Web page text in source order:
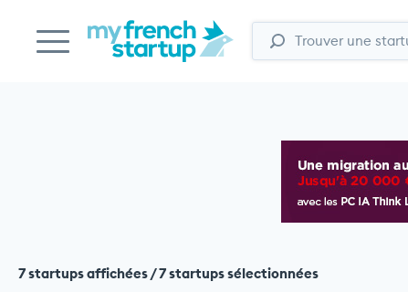
7 startups affichées / 7 startups sélectionnées